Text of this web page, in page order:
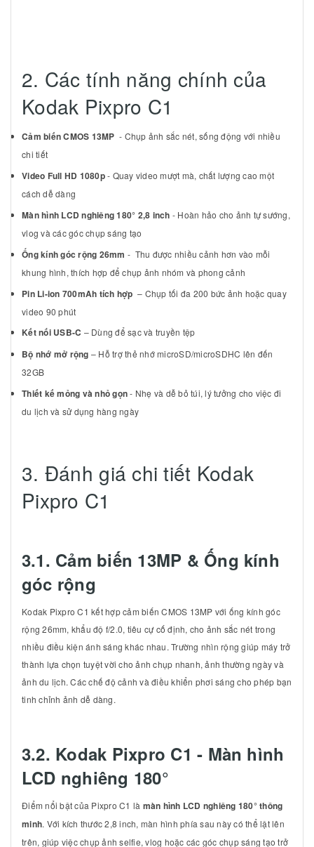
2. Các tính năng chính của
Kodak Pixpro C1
Cảm biến CMOS 13MP - Chụp ảnh sắc nét, sống động với nhiều
chi tiết
Video Full HD 1080p- Quay video mượt mà, chất lượng cao một
cách dễ dàng
Màn hình LCD nghiêng 180° 2,8 inch - Hoàn hảo cho ảnh tự sướng,
vlog và các góc chụp sáng tạo
Ống kính góc rộng 26mm - Thu được nhiều cảnh hơn vào mỗi
khung hình, thích hợp để chụp ảnh nhóm và phong cảnh
Pin Li-ion 700mAh tích hợp – Chụp tối đa 200 bức ảnh hoặc quay
video 90 phút
Kết nối USB-C – Dùng để sạc và truyền tệp
Bộ nhớ mở rộng – Hỗ trợ thẻ nhớ microSD/microSDHC lên đến
32GB
Thiết kế mỏng và nhỏ gọn- Nhẹ và dễ bỏ túi, lý tưởng cho việc đi
du lịch và sử dụng hàng ngày
3. Đánh giá chi tiết Kodak
Pixpro C1
3.1. Cảm biến 13MP & Ống kính
góc rộng
Kodak Pixpro C1 kết hợp cảm biến CMOS 13MP với ống kính góc
rộng 26mm, khẩu độ f/2.0, tiêu cự cố định, cho ảnh sắc nét trong
nhiều điều kiện ánh sáng khác nhau. Trường nhìn rộng giúp máy trở
thành lựa chọn tuyệt vời cho ảnh chụp nhanh, ảnh thường ngày và
ảnh du lịch. Các chế độ cảnh và điều khiển phơi sáng cho phép bạn
tinh chỉnh ảnh dễ dàng.
3.2. Kodak Pixpro C1 - Màn hình
LCD nghiêng 180°
Điểm nổi bật của Pixpro C1 là màn hình LCD nghiêng 180° thông
minh. Với kích thước 2,8 inch, màn hình phía sau này có thể lật lên
trên, giúp việc chụp ảnh selfie, vlog hoặc các góc chụp sáng tạo trở